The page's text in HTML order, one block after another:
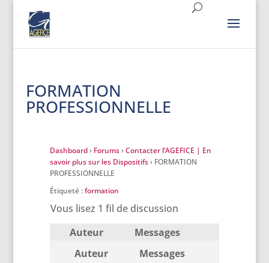
FORMATION
PROFESSIONNELLE
Dashboard › Forums › Contacter l’AGEFICE | En
savoir plus sur les Dispositifs › FORMATION
PROFESSIONNELLE
Étiqueté :formation
Vous lisez 1 fil de discussion
Auteur
Messages
Auteur
Messages